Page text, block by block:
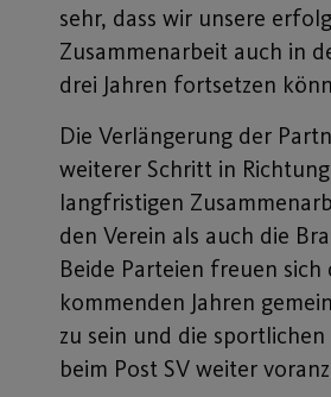
sehr, dass wir unsere
Zusammenarbeit auch in
drei Jahren fortsetzen
Die Verlängerung der
weiterer Schritt in
langfristigen
den Verein als auch die
Beide Parteien freuen
kommenden Jahren
zu sein und die
beim Post SV weiter